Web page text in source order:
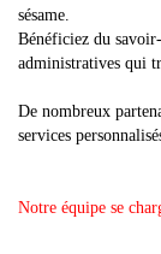
sésame.
Bénéficiez du
administratives qui
De nombreux
services
Notre équipe se